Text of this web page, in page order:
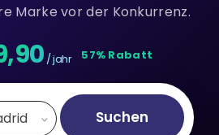
Marke vor der Konkurrenz.
/ jahr 57% Rabatt
Suchen